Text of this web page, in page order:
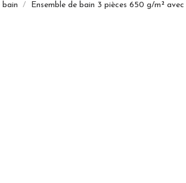
Ensemble de bain 3 pièces 650 g/m²